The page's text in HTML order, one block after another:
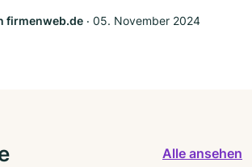
firmenweb.de ‧ 05. November 2024
Alle ansehen